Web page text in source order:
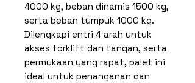
4000 kg, beban dinamis 1500 kg,
serta beban tumpuk 1000 kg.
Dilengkapi entri 4 arah untuk
akses forklift dan tangan, serta
permukaan yang rapat, palet ini
ideal untuk penanganan dan